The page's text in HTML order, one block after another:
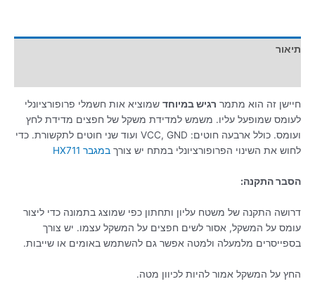
תיאור
חיישן זה הוא מתמר רגיש במיוחד שמוציא אות חשמלי פרופורציונלי
לעומס שמופעל עליו. משמש למדידת משקל של חפצים מדידת לחץ
ועומס. כולל ארבעה חוטים: VCC, GND ועוד שני חוטים לתקשורת. כדי
לחוש את השינוי הפרופורציונלי במתח יש צורך במגבר HX711
הסבר התקנה:
דרושה התקנה של משטח עליון ותחתון כפי שמוצג בתמונה כדי ליצור
עומס על המשקל, אסור לשים חפצים על המשקל עצמו. יש צורך
בספייסרים מלמעלה ולמטה אפשר גם להשתמש באומים או שייבות.
החץ על המשקל אמור להיות לכיוון מטה.